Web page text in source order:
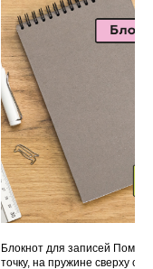
Блокнот для записей
точку, на пружине сверху